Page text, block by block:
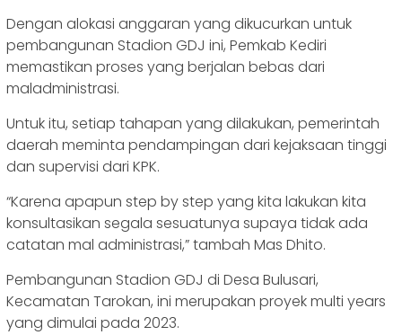
Dengan alokasi anggaran yang dikucurkan untuk
pembangunan Stadion GDJ ini, Pemkab Kediri
memastikan proses yang berjalan bebas dari
maladministrasi.
Untuk itu, setiap tahapan yang dilakukan, pemerintah
daerah meminta pendampingan dari kejaksaan tinggi
dan supervisi dari KPK.
“Karena apapun step by step yang kita lakukan kita
konsultasikan segala sesuatunya supaya tidak ada
catatan mal administrasi,” tambah Mas Dhito.
Pembangunan Stadion GDJ di Desa Bulusari,
Kecamatan Tarokan, ini merupakan proyek multi years
yang dimulai pada 2023.